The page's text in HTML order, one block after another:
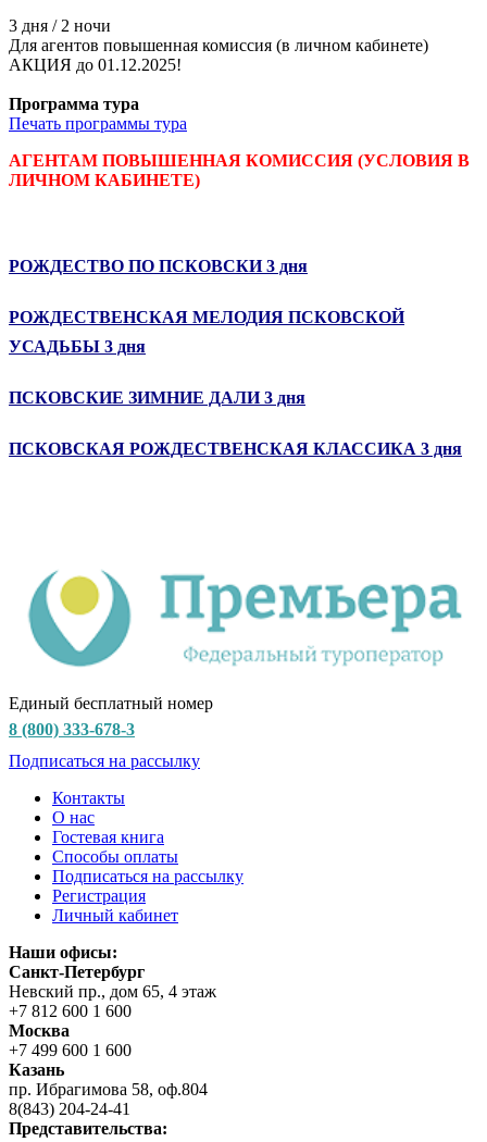
3 дня / 2 ночи
Для агентов повышенная комиссия (в личном кабинете)
АКЦИЯ до 01.12.2025!
Программа тура
Печать программы тура
АГЕНТАМ ПОВЫШЕННАЯ КОМИССИЯ (УСЛОВИЯ В
ЛИЧНОМ КАБИНЕТЕ)
РОЖДЕСТВО ПО ПСКОВСКИ 3 дня
РОЖДЕСТВЕНСКАЯ МЕЛОДИЯ ПСКОВСКОЙ
УСАДЬБЫ 3 дня
ПСКОВСКИЕ ЗИМНИЕ ДАЛИ 3 дня
ПСКОВСКАЯ РОЖДЕСТВЕНСКАЯ КЛАССИКА 3 дня
Единый бесплатный номер
8 (800) 333-678-3
Подписаться на рассылку
Контакты
О нас
Гостевая книга
Способы оплаты
Подписаться на рассылку
Регистрация
Личный кабинет
Наши офисы:
Санкт-Петербург
Невский пр., дом 65, 4 этаж
+7 812 600 1 600
Москва
+7 499 600 1 600
Казань
пр. Ибрагимова 58, оф.804
8(843) 204-24-41
Представительства: